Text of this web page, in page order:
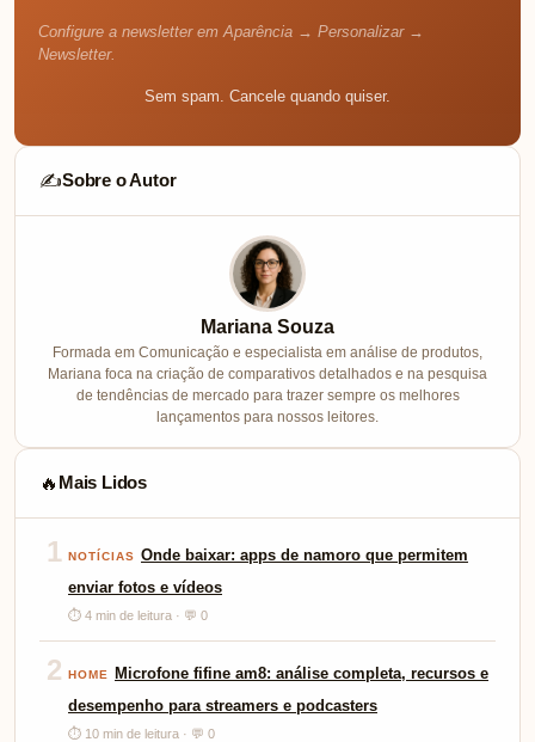
Configure a newsletter em Aparência → Personalizar →
Newsletter.
Sem spam. Cancele quando quiser.
✍️Sobre o Autor
Mariana Souza
Formada em Comunicação e especialista em análise de produtos,
Mariana foca na criação de comparativos detalhados e na pesquisa
de tendências de mercado para trazer sempre os melhores
lançamentos para nossos leitores.
🔥 Mais Lidos
1 NOTÍCIAS Onde baixar: apps de namoro que permitem
enviar fotos e vídeos
⏱ 4 min de leitura · 💬 0
2 HOME
Microfone fifine am8: análise completa, recursos e
desempenho para streamers e podcasters
⏱ 10 min de leitura · 💬 0